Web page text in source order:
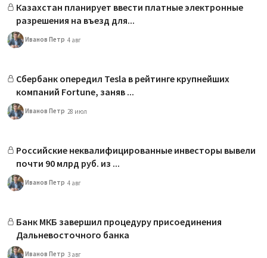
Казахстан планирует ввести платные электронные
разрешения на въезд для...
Иванов Петр 4 авг
Сбербанк опередил Tesla в рейтинге крупнейших
компаний Fortune, заняв ...
Иванов Петр 28 июл
Российские неквалифицированные инвесторы вывели
почти 90 млрд руб. из ...
Иванов Петр 4 авг
Банк МКБ завершил процедуру присоединения
Дальневосточного банка
Иванов Петр 3 авг